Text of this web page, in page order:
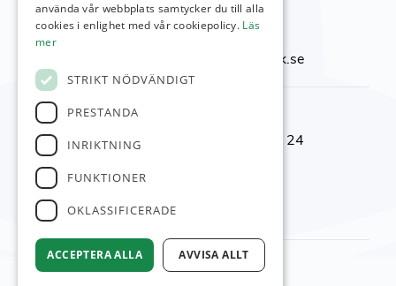
423 38 Torslanda
Telefon:031-92 00 24
reception@torslandagk.se
Kontaktnummer
Reception & Shop:
031-92 00 24
Restaurang:
Banchef:
© Torslanda GK
använda vår webbplats samtycker du till alla
cookies i enlighet med vår cookiepolicy. Läs
mer
STRIKT NÖDVÄNDIGT
PRESTANDA
INRIKTNING
FUNKTIONER
OKLASSIFICERADE
ACCEPTERA ALLA AVVISA ALLT